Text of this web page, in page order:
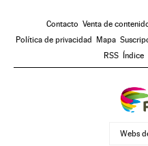
Contacto Venta de
Política de privacidad
Mapa
RSS
Índice
Webs